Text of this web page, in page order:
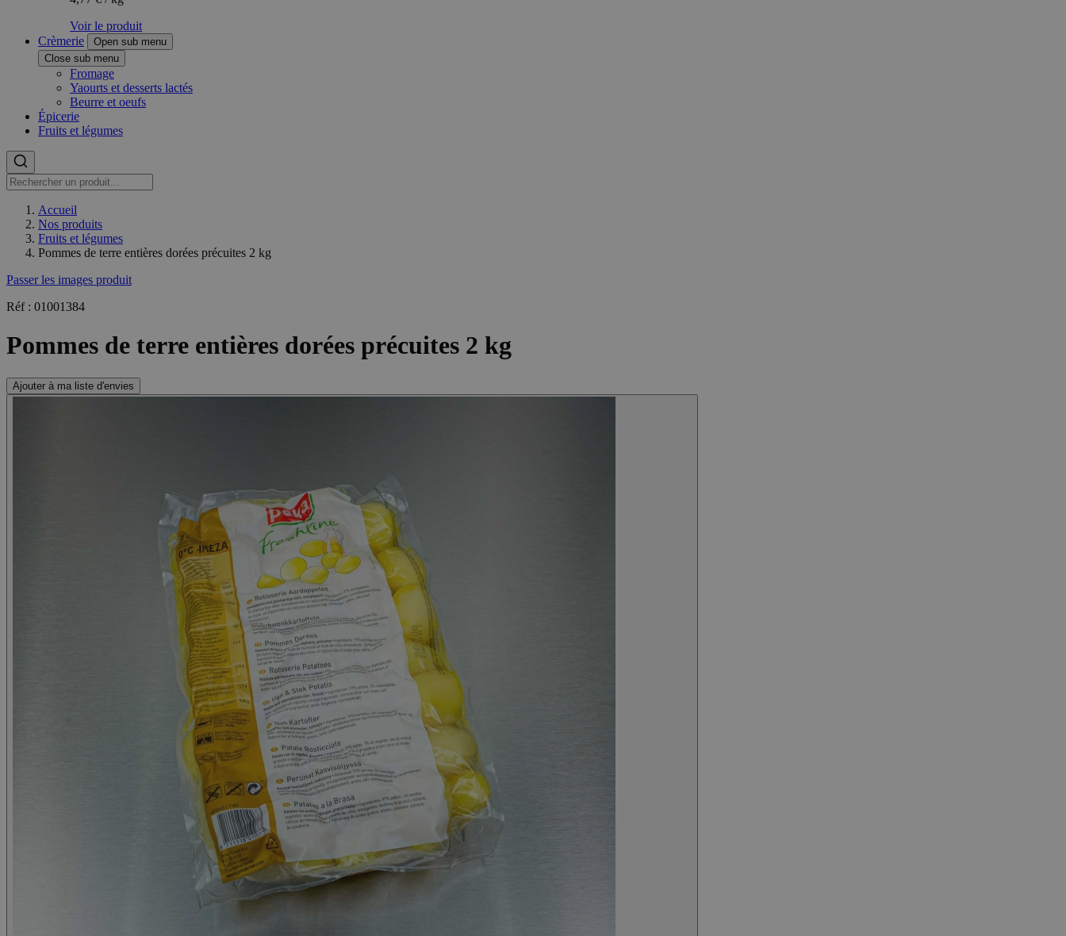
Voir le produit
Crèmerie
Open sub menu
Close sub menu
Fromage
Yaourts et desserts lactés
Beurre et oeufs
Épicerie
Fruits et légumes
Accueil
Nos produits
Fruits et légumes
Pommes de terre entières dorées précuites 2 kg
Passer les images produit
Réf : 01001384
Pommes de terre entières dorées précuites 2 kg
Ajouter à ma liste d'envies